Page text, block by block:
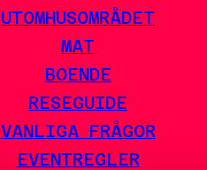
UTOMHUSOMRÅDET
MAT
BOENDE
RESEGUIDE
VANLIGA FRÅGOR
EVENTREGLER